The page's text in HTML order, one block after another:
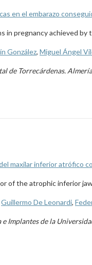
en el embarazo
in pregnancy achieved
González, Miguel Ángel
de Torrecárdenas. Almería
maxilar inferior atrófico
of the atrophic inferior
Guillermo De Leonardi,
Implantes de la